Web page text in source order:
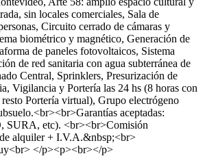
sin locales comerciales, Sala de
Circuito cerrado de cámaras y
biométrico y magnético, Generación de
de paneles fotovoltaicos, Sistema
de red sanitaria con agua subterránea de
Central, Sprinklers, Presurización de
Vigilancia y Portería las 24 hs (8 horas con
Portería virtual), Grupo electrógeno
aceptadas:
SURA, etc). <br><br>Comisión
alquiler + I.V.A.&nbsp;<br>
</p><p><br></p>